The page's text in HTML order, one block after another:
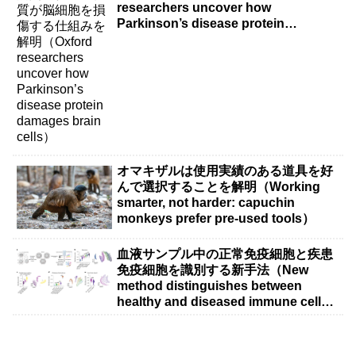
researchers uncover how
Parkinson’s disease protein
オマキザルは使用実績のある道具を好
んで選択することを解明（Working
smarter, not harder: capuchin
monkeys prefer pre-used tools）
血液サンプル中の正常免疫細胞と疾患
免疫細胞を識別する新手法（New
method distinguishes between
healthy and diseased immune cells